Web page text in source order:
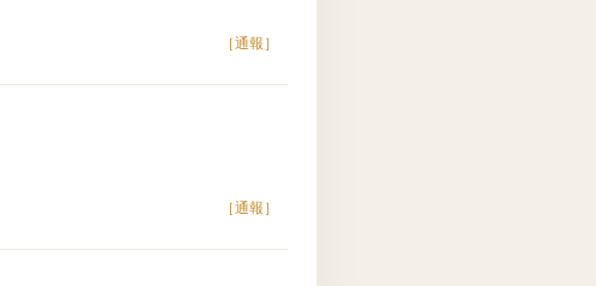
［通報］
［通報］